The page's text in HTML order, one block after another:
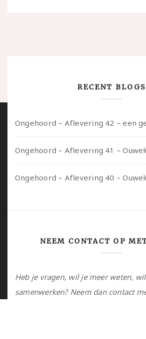
RECENT BLOGS
NEEM CONTACT OP
Heb je vragen, wil je meer weten,
samenwerken? Neem dan contact